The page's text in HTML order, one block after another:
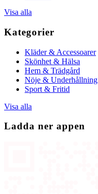
Visa alla
Kategorier
Kläder & Accessoarer
Skönhet & Hälsa
Hem & Trädgård
Nöje & Underhållning
Sport & Fritid
Visa alla
Ladda ner appen